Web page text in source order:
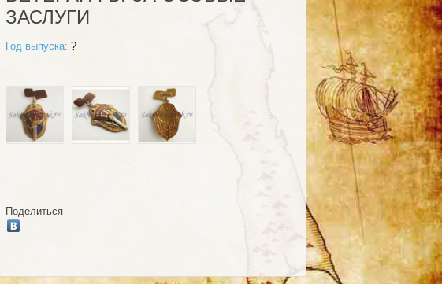
ЗАСЛУГИ
Год выпуска: ?
Поделиться